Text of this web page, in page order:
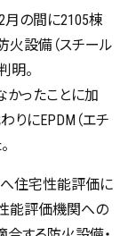
月の間に2105棟
火設備（スチール
明。
かったことに加
りにEPDM（エチ
住宅性能評価に
能評価機関への